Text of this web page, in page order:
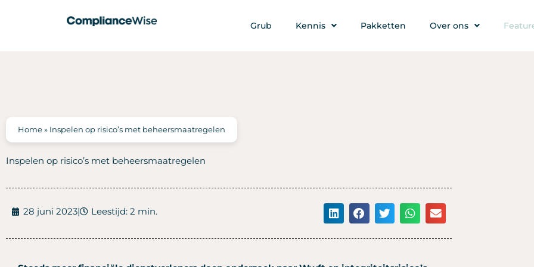
Grub Kennis Pakketten Over ons
Home » Inspelen op risico’s met beheersmaatregelen
Inspelen op risico’s met beheersmaatregelen
28 juni 2023| Leestijd: 2 min.